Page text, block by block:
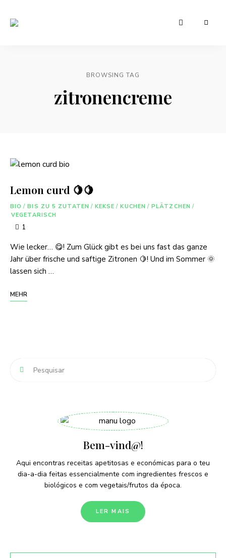
BROWSING TAG
zitronencreme
Lemon curd 🍋🍋
BIO / BIS ZU 5 ZUTATEN / KEKSE / KUCHEN / PLÄTZCHEN /
VEGETARISCH
1
Wie lecker… 😋! Zum Glück gibt es bei uns fast das ganze
Jahr über frische und saftige Zitronen 🍋! Und im Sommer 🌞
lassen sich …
MEHR
Bem-vind@!
Aqui encontras receitas apetitosas e económicas para o teu
dia-a-dia feitas essencialmente com ingredientes frescos e
biológicos e com vegetais/frutos da época.
LER MAIS